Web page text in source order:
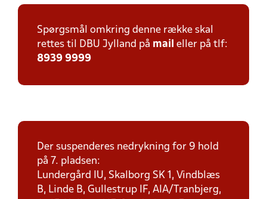
Spørgsmål omkring denne række skal
rettes til DBU Jylland på mail eller på tlf:
8939 9999
Der suspenderes nedrykning for 9 hold
på 7. pladsen:
Lundergård IU, Skalborg SK 1, Vindblæs
B, Linde B, Gullestrup IF, AIA/Tranbjerg,